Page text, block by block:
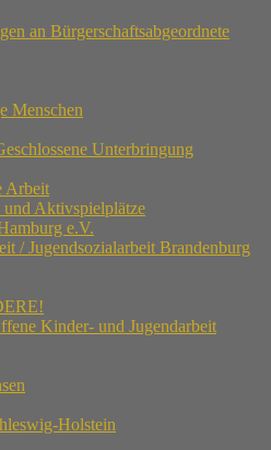
an Bürgerschaftsabgeordnete
Menschen
Unterbringung
Arbeit
und Aktivspielplätze
e.V.
/ Jugendsozialarbeit Brandenburg
Kinder- und Jugendarbeit
Holstein